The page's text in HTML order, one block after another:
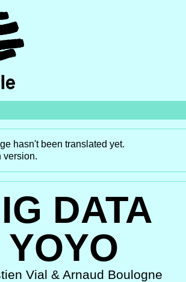
hasn't been translated yet.
version.
DATA
YOYO
Vial & Arnaud Boulogne